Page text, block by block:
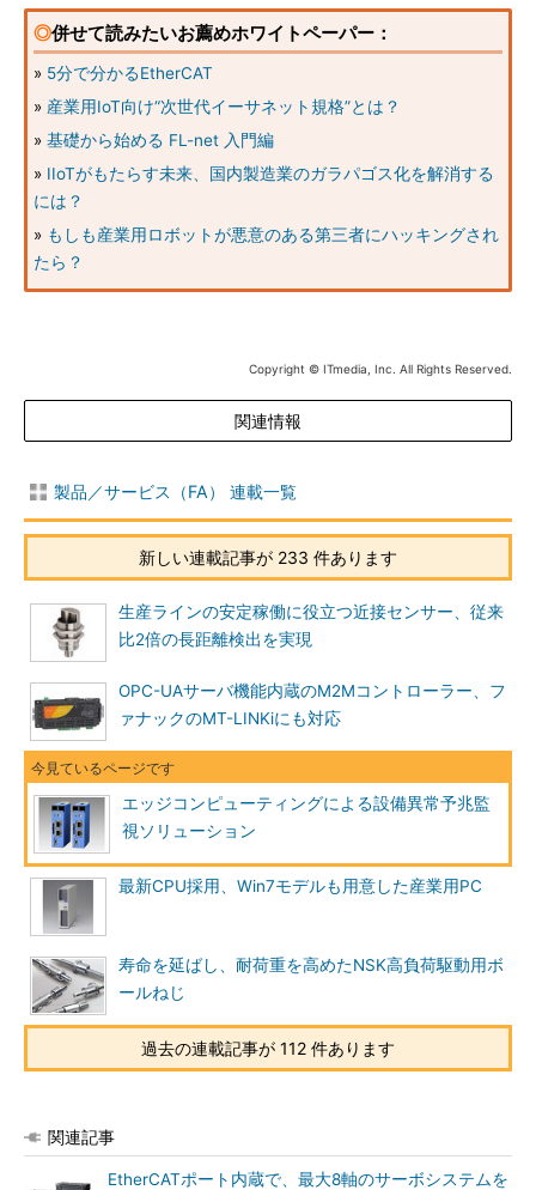
◎併せて読みたいお薦めホワイトペーパー：
» 5分で分かるEtherCAT
» 産業用IoT向け“次世代イーサネット規格”とは？
» 基礎から始める FL-net 入門編
» IIoTがもたらす未来、国内製造業のガラパゴス化を解消する
には？
» もしも産業用ロボットが悪意のある第三者にハッキングされ
たら？
Copyright © ITmedia, Inc. All Rights Reserved.
関連情報
製品／サービス（FA） 連載一覧
新しい連載記事が 233 件あります
生産ラインの安定稼働に役立つ近接センサー、従来
比2倍の長距離検出を実現
OPC-UAサーバ機能内蔵のM2Mコントローラー、フ
ァナックのMT-LINKiにも対応
エッジコンピューティングによる設備異常予兆監
視ソリューション
最新CPU採用、Win7モデルも用意した産業用PC
寿命を延ばし、耐荷重を高めたNSK高負荷駆動用ボ
ールねじ
過去の連載記事が 112 件あります
関連記事
EtherCATポート内蔵で、最大8軸のサーボシステムを